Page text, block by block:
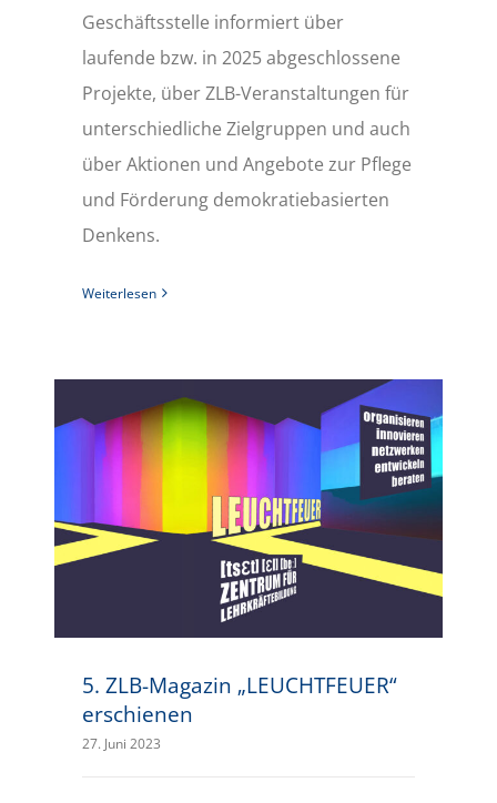
Geschäftsstelle informiert über
laufende bzw. in 2025 abgeschlossene
Projekte, über ZLB-Veranstaltungen für
unterschiedliche Zielgruppen und auch
über Aktionen und Angebote zur Pflege
und Förderung demokratiebasierten
Denkens.
Weiterlesen
5. ZLB-Magazin „LEUCHTFEUER“
erschienen
27. Juni 2023